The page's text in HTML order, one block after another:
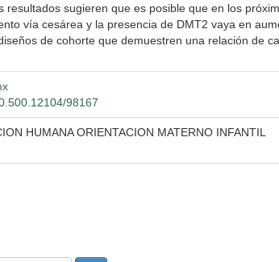
resultados sugieren que es posible que en los
vía cesárea y la presencia de DMT2 vaya en
de cohorte que demuestren una relación de
98167
HUMANA ORIENTACION MATERNO INFANTIL